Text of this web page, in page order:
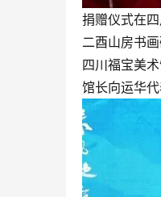
捐赠仪式在
二酉山房书
四川福宝美
馆长向运华